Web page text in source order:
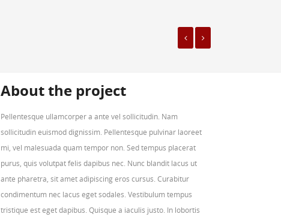
About the project
Pellentesque ullamcorper a ante vel sollicitudin. Nam
sollicitudin euismod dignissim. Pellentesque pulvinar laoreet
mi, vel malesuada quam tempor non. Sed tempus placerat
purus, quis volutpat felis dapibus nec. Nunc blandit lacus ut
ante pharetra, sit amet adipiscing eros cursus. Curabitur
condimentum nec lacus eget sodales. Vestibulum tempus
tristique est eget dapibus. Quisque a iaculis justo. In lobortis